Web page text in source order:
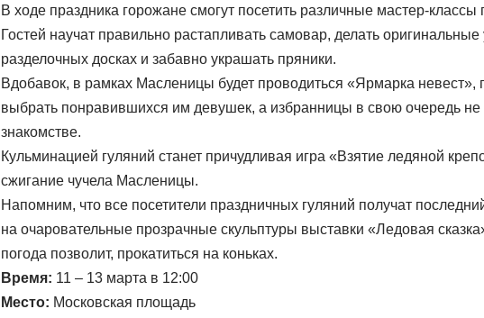
В ходе праздника горожане смогут посетить различные мастер-
Гостей научат правильно растапливать самовар, делать
разделочных досках и забавно украшать пряники.
Вдобавок, в рамках Масленицы будет проводиться «Ярмарка невест»,
выбрать понравившихся им девушек, а избранницы в свою очередь не
знакомстве.
Кульминацией гуляний станет причудливая игра «Взятие ледяной
сжигание чучела Масленицы.
Напомним, что все посетители праздничных гуляний получат
на очаровательные прозрачные скульптуры выставки «Ледовая
погода позволит, прокатиться на коньках.
Время: 11 – 13 марта в 12:00
Место: Московская площадь